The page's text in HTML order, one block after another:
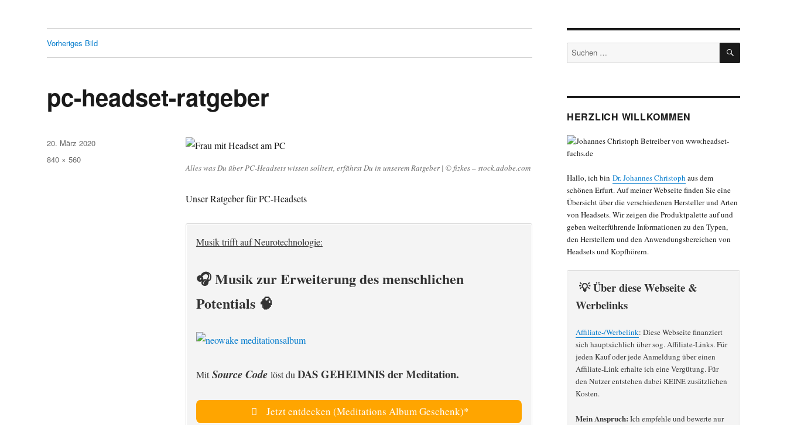
Vorheriges Bild
pc-headset-ratgeber
Alles was Du über PC-Headsets wissen solltest, erfährst Du in unserem Ratgeber | © fizkes – stock.adobe.com
Unser Ratgeber für PC-Headsets
Musik trifft auf Neurotechnologie:
🎧 Musik zur Erweiterung des menschlichen
Potentials 🧠
Mit Source Code löst du DAS GEHEIMNISder Meditation.
Jetzt entdecken (Meditations Album Geschenk)*
Veröffentlicht
am
20. März 2020
Originalgröße
840 × 560
Suchen
nach:
SUCHEN
HERZLICH WILLKOMMEN
Hallo, ich bin Dr. Johannes Christoph aus dem
schönen Erfurt. Auf meiner Webseite finden Sie eine
Übersicht über die verschiedenen Hersteller und Arten
von Headsets. Wir zeigen die Produktpalette auf und
geben weiterführende Informationen zu den Typen,
den Herstellern und den Anwendungsbereichen von
Headsets und Kopfhörern.
💡 Über diese Webseite &
Werbelinks
Affiliate-/Werbelink: Diese Webseite finanziert
sich hauptsächlich über sog. Affiliate-Links. Für
jeden Kauf oder jede Anmeldung über einen
Affiliate-Link erhalte ich eine Vergütung. Für
den Nutzer entstehen dabei KEINE zusätzlichen
Kosten.
Mein Anspruch: Ich empfehle und bewerte nur